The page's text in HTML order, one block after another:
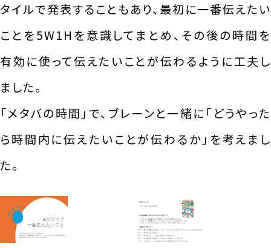
タイルで発表することもあり、最初に一番伝えたい
ことを5W1Hを意識してまとめ、その後の時間を
有効に使って伝えたいことが伝わるように工夫し
ました。
「メタバの時間」で、ブレーンと一緒に「どうやった
ら時間内に伝えたいことが伝わるか」を考えまし
た。